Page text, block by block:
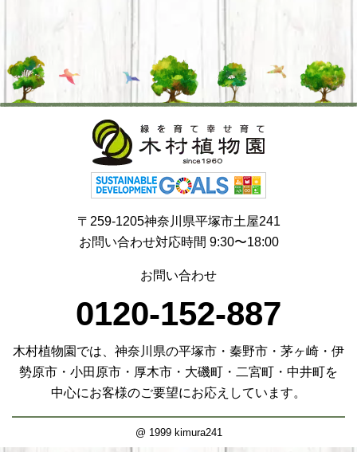
〒259-1205神奈川県平塚市土屋241
お問い合わせ対応時間 9:30〜18:00
お問い合わせ
0120-152-887
木村植物園では、神奈川県の平塚市・秦野市・茅ヶ崎・伊
勢原市・小田原市・厚木市・大磯町・二宮町・中井町を
中心にお客様のご要望にお応えしています。
@ 1999 kimura241